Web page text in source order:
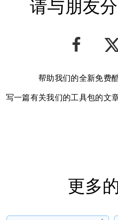
请与朋友
帮助我们的全新免费
写一篇有关我们的工具包的文
更多